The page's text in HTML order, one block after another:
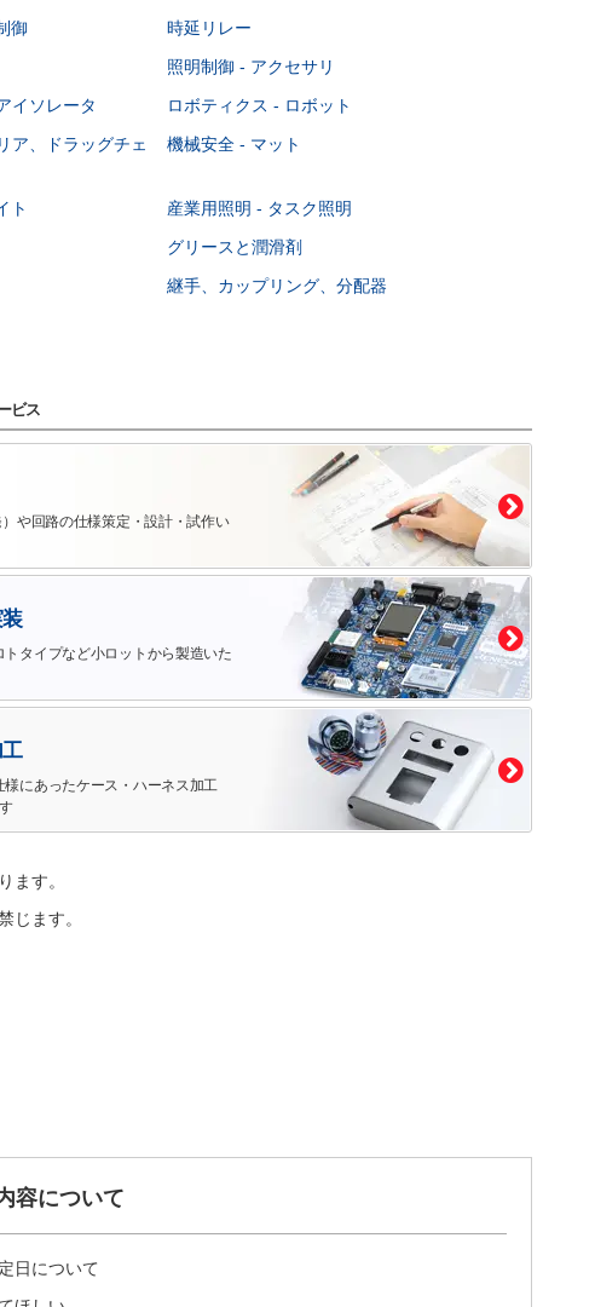
御
時延リレー
照明制御 - アクセサリ
イソレータ
ロボティクス - ロボット
ア、ドラッグチェ
機械安全 - マット
ト
産業用照明 - タスク照明
グリースと潤滑剤
継手、カップリング、分配器
ビス
や回路の仕様策定・設計・試作い
タイプなど小ロットから製造いた
にあったケース・ハーネス加工
ます。
じます。
容について
日について